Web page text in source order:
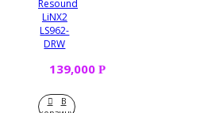
Resound
LiNX2
LS962-
DRW
139,000 Р
В